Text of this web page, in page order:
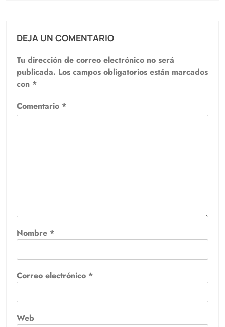
DEJA UN COMENTARIO
Tu dirección de correo electrónico no será
publicada. Los campos obligatorios están marcados
con *
Comentario *
Nombre *
Correo electrónico *
Web